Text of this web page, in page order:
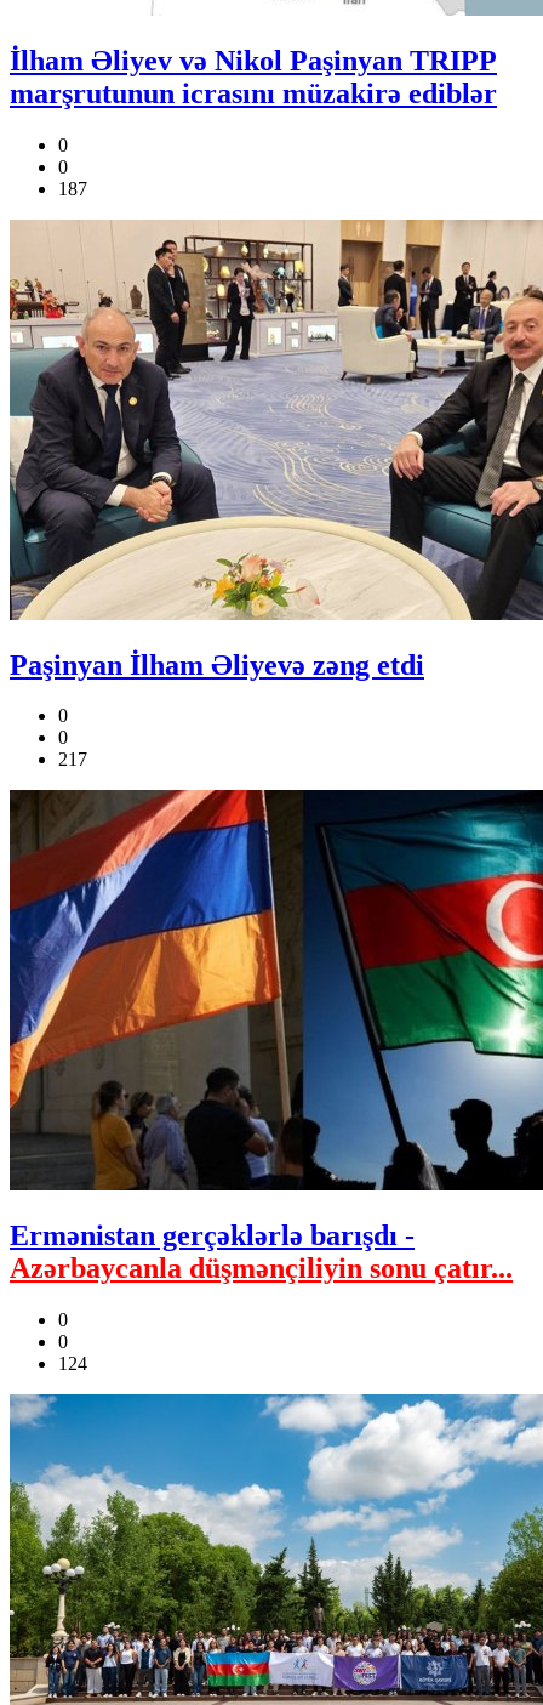
İlham Əliyev və Nikol Paşinyan TRIPP
marşrutunun icrasını müzakirə ediblər
0
0
187
Paşinyan İlham Əliyevə zəng etdi
0
0
217
Ermənistan gerçəklərlə barışdı -
Azərbaycanla düşmənçiliyin sonu çatır...
0
0
124